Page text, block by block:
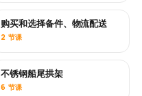
即将推出
购买和选择备件、物流配送
2 节课
不锈钢船尾拱架
6 节课